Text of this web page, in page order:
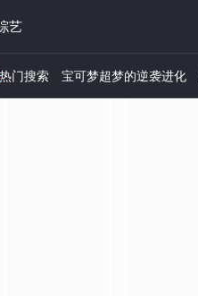
艺
热门搜索 宝可梦超梦的逆袭进化